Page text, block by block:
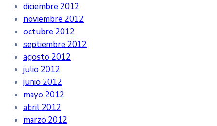
diciembre 2012
noviembre 2012
octubre 2012
septiembre 2012
agosto 2012
julio 2012
junio 2012
mayo 2012
abril 2012
marzo 2012